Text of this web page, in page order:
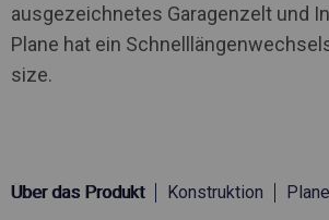
ausgezeichnetes Garagenzelt und
Plane hat ein
size.
Über das Produkt Konstruktion Plane